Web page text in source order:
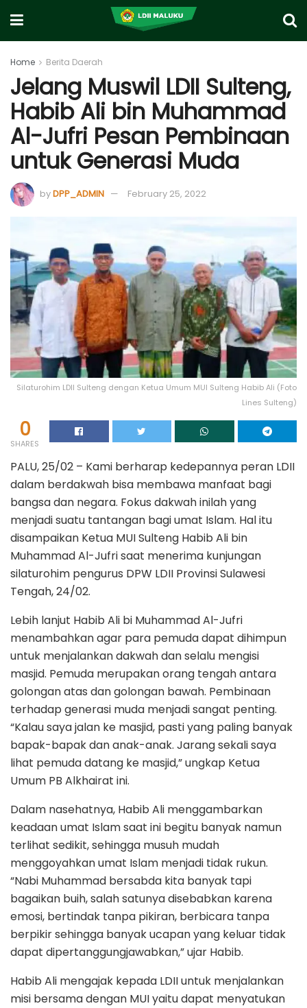
Home Berita Daerah
Jelang Muswil LDII Sulteng,
Habib Ali bin Muhammad
Al-Jufri Pesan Pembinaan
untuk Generasi Muda
byDPP_ADMIN February 25, 2022
Silaturohim LDII Sulteng dengan Ketua Umum MUI Sulteng Habib Ali (Foto
Lines Sulteng)
0
SHARES
PALU, 25/02 – Kami berharap kedepannya peran LDII
dalam berdakwah bisa membawa manfaat bagi
bangsa dan negara. Fokus dakwah inilah yang
menjadi suatu tantangan bagi umat Islam. Hal itu
disampaikan Ketua MUI Sulteng Habib Ali bin
Muhammad Al-Jufri saat menerima kunjungan
silaturohim pengurus DPW LDII Provinsi Sulawesi
Tengah, 24/02.
Lebih lanjut Habib Ali bi Muhammad Al-Jufri
menambahkan agar para pemuda dapat dihimpun
untuk menjalankan dakwah dan selalu mengisi
masjid. Pemuda merupakan orang tengah antara
golongan atas dan golongan bawah. Pembinaan
terhadap generasi muda menjadi sangat penting.
“Kalau saya jalan ke masjid, pasti yang paling banyak
bapak-bapak dan anak-anak. Jarang sekali saya
lihat pemuda datang ke masjid,” ungkap Ketua
Umum PB Alkhairat ini.
Dalam nasehatnya, Habib Ali menggambarkan
keadaan umat Islam saat ini begitu banyak namun
terlihat sedikit, sehingga musuh mudah
menggoyahkan umat Islam menjadi tidak rukun.
“Nabi Muhammad bersabda kita banyak tapi
bagaikan buih, salah satunya disebabkan karena
emosi, bertindak tanpa pikiran, berbicara tanpa
berpikir sehingga banyak ucapan yang keluar tidak
dapat dipertanggungjawabkan,” ujar Habib.
Habib Ali mengajak kepada LDII untuk menjalankan
misi bersama dengan MUI yaitu dapat menyatukan